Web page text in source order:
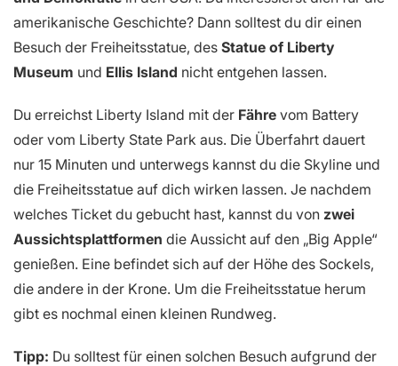
amerikanische Geschichte? Dann solltest du dir einen
Besuch der Freiheitsstatue, des Statue of Liberty
Museum und Ellis Island nicht entgehen lassen.
Du erreichst Liberty Island mit der Fähre vom Battery
oder vom Liberty State Park aus. Die Überfahrt dauert
nur 15 Minuten und unterwegs kannst du die Skyline und
die Freiheitsstatue auf dich wirken lassen. Je nachdem
welches Ticket du gebucht hast, kannst du von zwei
Aussichtsplattformen die Aussicht auf den „Big Apple“
genießen. Eine befindet sich auf der Höhe des Sockels,
die andere in der Krone. Um die Freiheitsstatue herum
gibt es nochmal einen kleinen Rundweg.
Tipp: Du solltest für einen solchen Besuch aufgrund der